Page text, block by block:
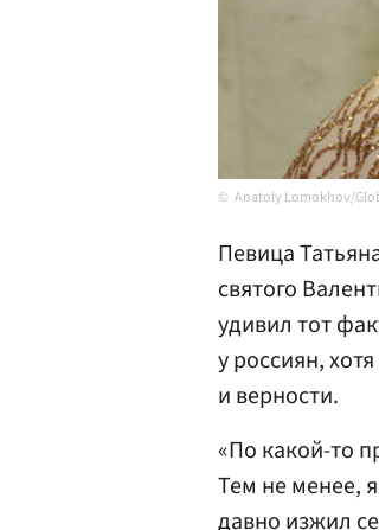
Anatoly Lomokhov/
Певица
святого
удивил тот
у россиян,
и верности.
«По какой-то
Тем не менее,
давно изжил